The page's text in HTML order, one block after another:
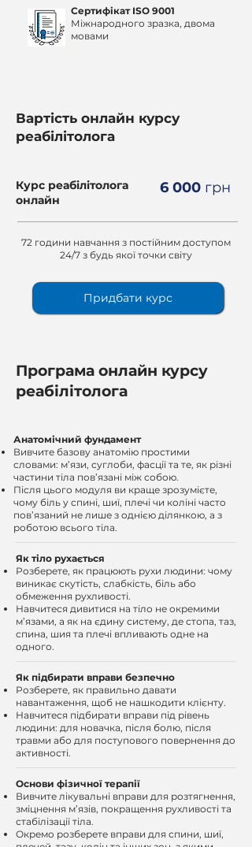
Сертифікат ISO 9001
Міжнародного зразка, двома
мовами
Вартість онлайн курсу
реабілітолога
Курс реабілітолога
онлайн
6 000 грн
72 години навчання з постійним доступом
24/7 з будь якої точки світу
Придбати курс
Програма онлайн курсу
реабілітолога
Анатомічний фундамент
Вивчите базову анатомію простими
словами: м’язи, суглоби, фасції та те, як різні
частини тіла пов’язані між собою.
Після цього модуля ви краще зрозумієте,
чому біль у спині, шиї, плечі чи коліні часто
пов’язаний не лише з однією ділянкою, а з
роботою всього тіла.
Як тіло рухається
Розберете, як працюють рухи людини: чому
виникає скутість, слабкість, біль або
обмеження рухливості.
Навчитеся дивитися на тіло не окремими
м’язами, а як на єдину систему, де стопа, таз,
спина, шия та плечі впливають одне на
одного.
Як підбирати вправи безпечно
Розберете, як правильно давати
навантаження, щоб не нашкодити клієнту.
Навчитеся підбирати вправи під рівень
людини: для новачка, після болю, після
травми або для поступового повернення до
активності.
Основи фізичної терапії
Вивчите лікувальні вправи для розтягнення,
зміцнення м’язів, покращення рухливості та
стабілізації тіла.
Окремо розберете вправи для спини, шиї,